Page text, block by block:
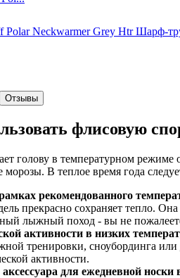
Шарф-
Отзывы
флисовую
голову в температурном
морозы. В теплое время года
рекомендованного
прекрасно сохраняет тепло.
лыжный поход - вы не
активности в низких
тренировки, сноубординга
активности.
аксессуара для ежедневной